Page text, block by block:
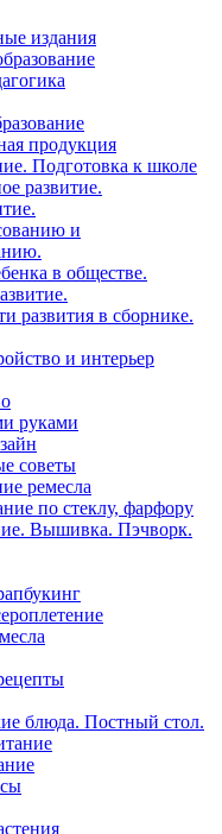
издания
продукция
Подготовка к школе
развитие.
и
в обществе.
развития в сборнике.
и интерьер
руками
советы
ремесла
по стеклу, фарфору
Вышивка. Пэчворк.
блюда. Постный стол.